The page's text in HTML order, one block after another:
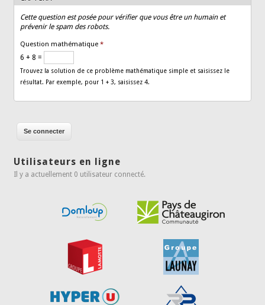
Cette question est posée pour vérifier que vous être un humain et
prévenir le spam des robots.
Question mathématique*
6 + 8 =
Trouvez la solution de ce problème mathématique simple et saisissez le
résultat. Par exemple, pour 1 + 3, saisissez 4.
Utilisateurs en ligne
Il y a actuellement 0 utilisateur connecté.